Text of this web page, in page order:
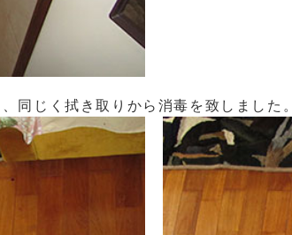
同じく拭き取りから消毒を致しました。